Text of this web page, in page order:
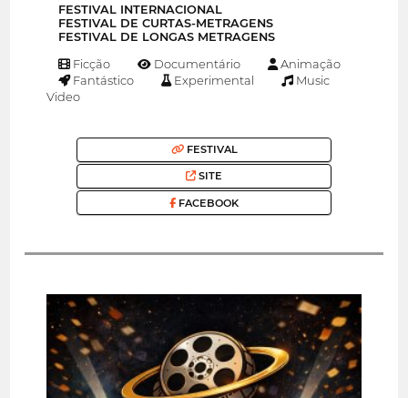
FESTIVAL INTERNACIONAL
FESTIVAL DE CURTAS-METRAGENS
FESTIVAL DE LONGAS METRAGENS
Ficção Documentário
Animação
Fantástico
Experimental
Music
Video
FESTIVAL
SITE
FACEBOOK